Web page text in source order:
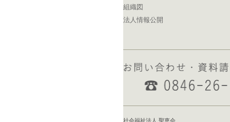
組織図
法人情報公開
社会福祉法人 聖恵会